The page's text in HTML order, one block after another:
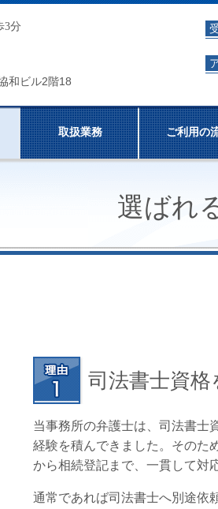
3分
和ビル2階18
取扱業務 ご利用の
選ばれ
司法書士資
当事務所の弁護士は、司法書士
経験を積んできました。そのた
から相続登記まで、一貫して対
通常であれば司法書士へ別途依